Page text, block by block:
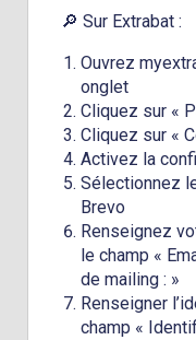
🔎 Sur Extrabat :
Ouvrez
onglet
Cliquez sur «
Cliquez sur «
Activez la
Sélectionnez
Brevo
Renseignez
le champ «
de mailing : »
Renseigner
champ «